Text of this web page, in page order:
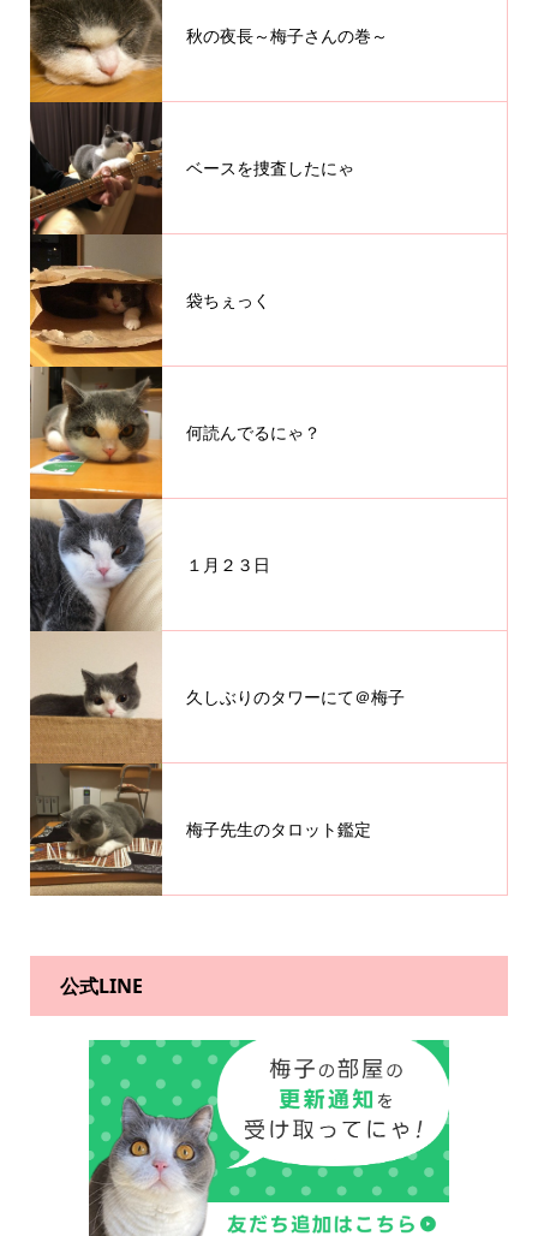
秋の夜長～梅子さんの巻～
ベースを捜査したにゃ
袋ちぇっく
何読んでるにゃ？
１月２３日
久しぶりのタワーにて＠梅子
梅子先生のタロット鑑定
公式LINE